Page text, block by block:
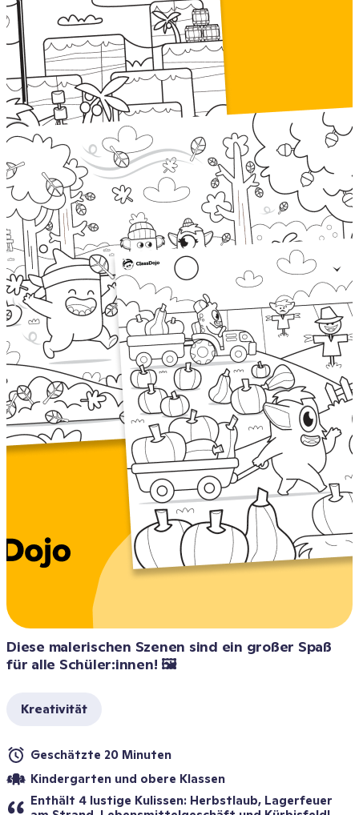
Diese malerischen Szenen sind ein großer Spaß
für alle Schüler:innen! 🖼️
Kreativität
Geschätzte 20 Minuten
Kindergarten und obere Klassen
Enthält 4 lustige Kulissen: Herbstlaub, Lagerfeuer